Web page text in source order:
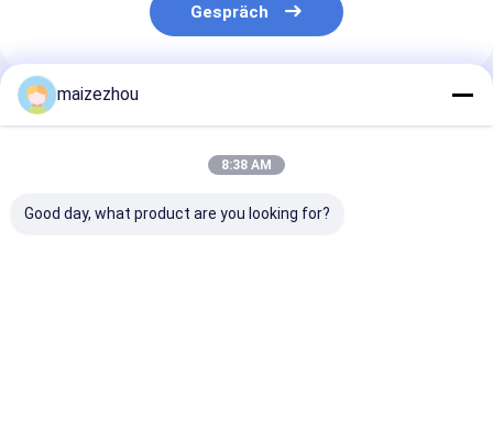
Gespräch
Empfohlene Produkte
maizezhou
8:38 AM
Good day, what product are you looking for?